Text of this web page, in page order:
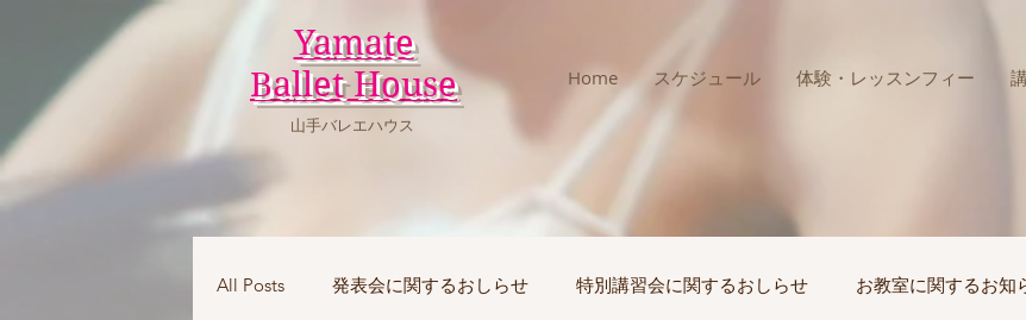
Yamate
Ballet House
山手バレエハウス
Home スケジュール 体験・レッスンフィー
All Posts 発表会に関するおしらせ 特別講習会に関するおしらせ お教室に関するお知